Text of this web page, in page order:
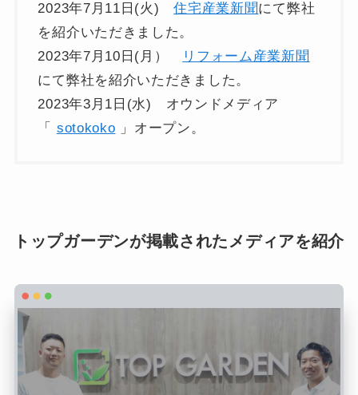
2023年7月11日(火)住宅産業新聞にて弊社
を紹介いただきました。
2023年7月10日(月）
リフォーム産業新聞
にて弊社を紹介いただきました。
2023年3月1日(水) オウンドメディア
「 sotokoko 」オープン。
トップガーデンが掲載されたメディアを紹介